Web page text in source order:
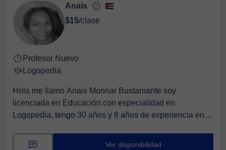
Anaís
$15/clase
Profesor Nuevo
Logopedia
Hola me llamo Anais Monnar Bustamante soy
licenciada en Educación con especialidad en
Logopedia, tengo 30 años y 8 años de experiencia en el
Ver disponibilidad